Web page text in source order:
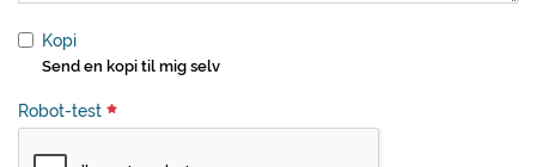
Kopi
Send en kopi til mig selv
Robot-test